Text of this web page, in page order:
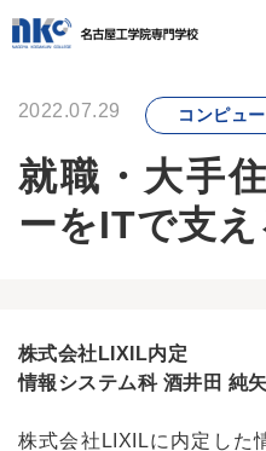
2022.07.29 コンピュ
就職・大手
ーをITで支え
株式会社LIXIL内定
情報システム科 酒井田 純
株式会社LIXILに内定した